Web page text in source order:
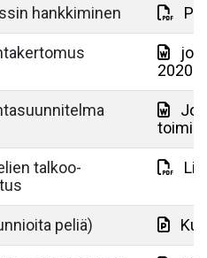
hankkiminen
talkoo-
peliä)